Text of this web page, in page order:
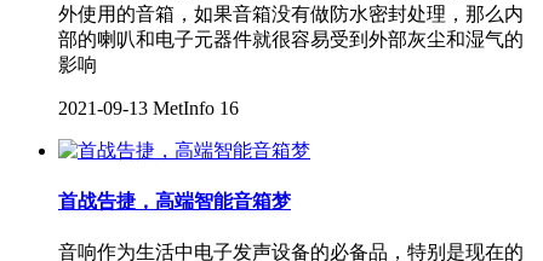
外使用的音箱，如果音箱没有做防水密封处理，那么内
部的喇叭和电子元器件就很容易受到外部灰尘和湿气的
影响
2021-09-13 MetInfo 16
首战告捷，高端智能音箱梦
音响作为生活中电子发声设备的必备品，特别是现在的